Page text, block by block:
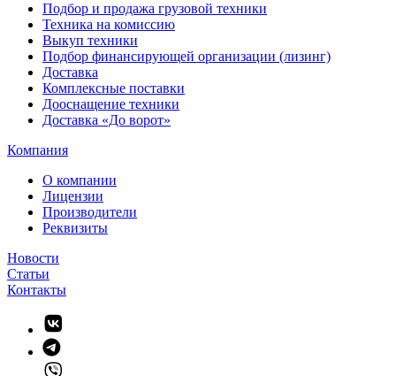
Подбор и продажа грузовой техники
Техника на комиссию
Выкуп техники
Подбор финансирующей организации (лизинг)
Доставка
Комплексные поставки
Дооснащение техники
Доставка «До ворот»
Компания
О компании
Лицензии
Производители
Реквизиты
Новости
Статьи
Контакты